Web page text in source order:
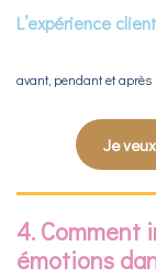
L’expérience client
avant, pendant et après
Je
4. Comment
émotions